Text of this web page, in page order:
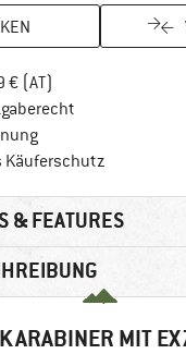
€ (AT)
Finde die
Käuferschutz
& FEATURES
MIT